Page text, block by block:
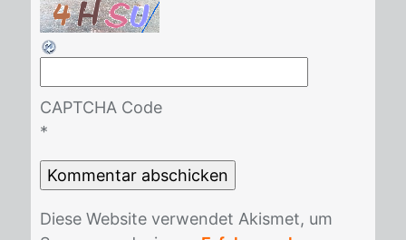
CAPTCHA Code
*
Die­se Web­site ver­wen­det Akis­met, um